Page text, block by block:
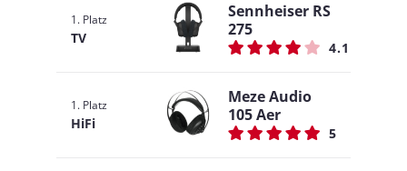
1. Platz
TV
Sennheiser RS
275
4.1
1. Platz
HiFi
Meze Audio
105 Aer
5